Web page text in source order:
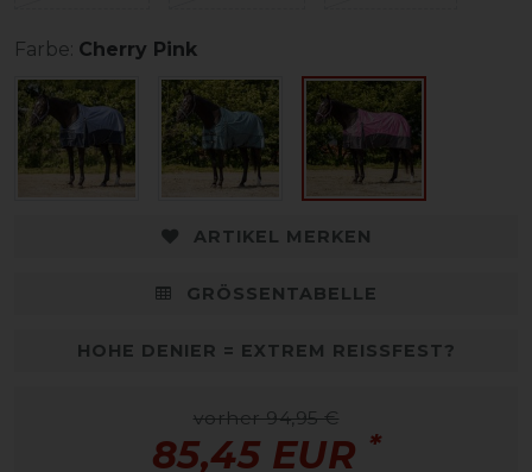
Farbe: Cherry Pink
ARTIKEL MERKEN
GRÖSSENTABELLE
HOHE DENIER = EXTREM REISSFEST?
vorher 94,95 €
85,45 EUR *